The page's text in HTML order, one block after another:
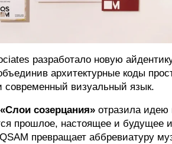
разработало новую
архитектурные коды
современный визуальный язык.
«Слои созерцания» отразила идею
прошлое, настоящее и будущее
превращает аббревиатуру